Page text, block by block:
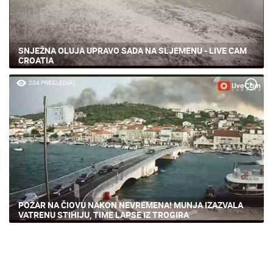
SNJEŽNA OLUJA UPRAVO SADA NA SLJEMENU - LIVE CAM
CROATIA
204 PREGLED(A)
POŽAR NA ČIOVU NAKON NEVREMENA! MUNJA IZAZVALA
VATRENU STIHIJU, TIME LAPSE IZ TROGIRA